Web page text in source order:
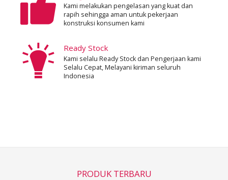
Kami melakukan pengelasan yang kuat dan
rapih sehingga aman untuk pekerjaan
konstruksi konsumen kami
Ready Stock
Kami selalu Ready Stock dan Pengerjaan kami
Selalu Cepat, Melayani kiriman seluruh
Indonesia
PRODUK TERBARU